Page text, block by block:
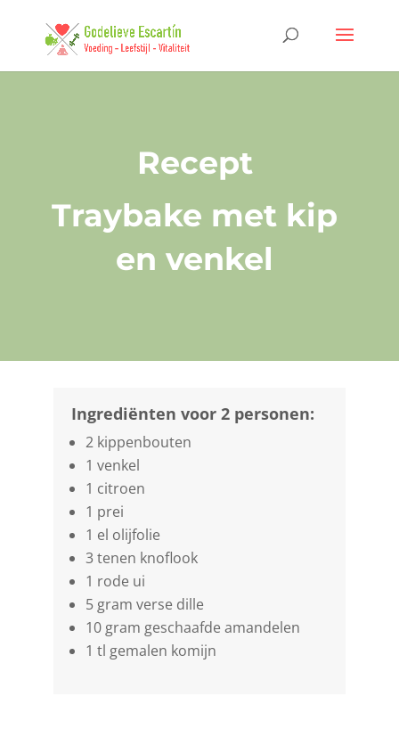
Recept
Traybake met kip
en venkel
Ingrediënten voor 2 personen:
2 kippenbouten
1 venkel
1 citroen
1 prei
1 el olijfolie
3 tenen knoflook
1 rode ui
5 gram verse dille
10 gram geschaafde amandelen
1 tl gemalen komijn